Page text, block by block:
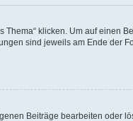
klicken. Um auf einen
sind jeweils am Ende der
Beiträge bearbeiten oder